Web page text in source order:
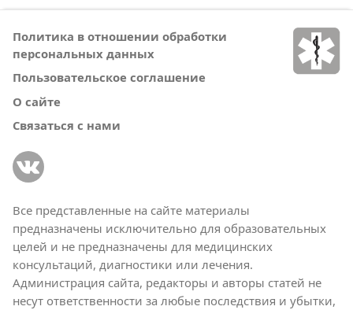
Политика в отношении обработки
персональных данных
Пользовательское соглашение
О сайте
Связаться с нами
Все представленные на сайте материалы
предназначены исключительно для образовательных
целей и не предназначены для медицинских
консультаций, диагностики или лечения.
Администрация сайта, редакторы и авторы статей не
несут ответственности за любые последствия и убытки,